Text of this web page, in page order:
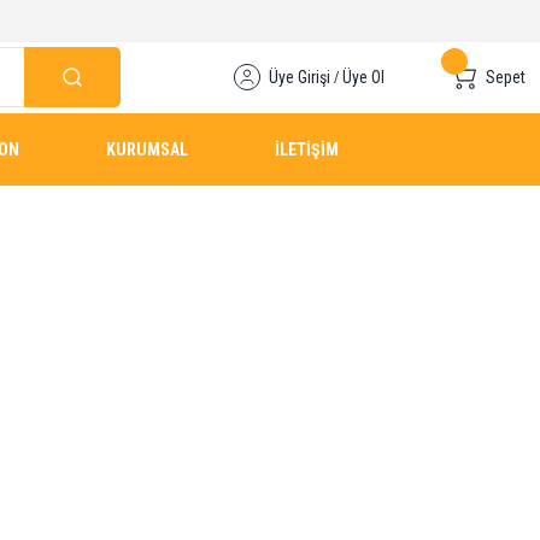
Üye Girişi / Üye Ol Sepet
KURUMSAL İLETİŞİM